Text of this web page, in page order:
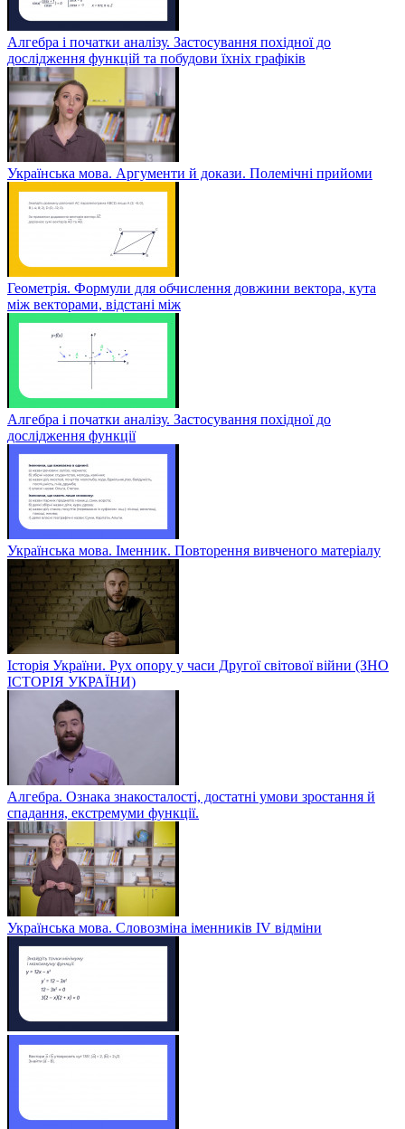
Алгебра і початки аналізу. Застосування похідної до
дослідження функцій та побудови їхніх графіків
Українська мова. Аргументи й докази. Полемічні прийоми
Геометрія. Формули для обчислення довжини вектора, кута
між векторами, відстані між
Алгебра і початки аналізу. Застосування похідної до
дослідження функції
Українська мова. Іменник. Повторення вивченого матеріалу
Історія України. Рух опору у часи Другої світової війни (ЗНО
ІСТОРІЯ УКРАЇНИ)
Алгебра. Ознака знакосталості, достатні умови зростання й
спадання, екстремуми функції.
Українська мова. Словозміна іменників ІV відміни